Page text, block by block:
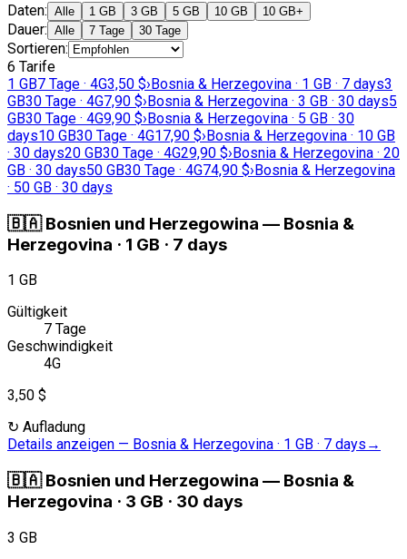
Daten: Alle 1 GB 3 GB 5 GB 10 GB 10 GB+
Dauer: Alle 7 Tage 30 Tage
Sortieren:
6 Tarife
1 GB7 Tage · 4G3,50 $›Bosnia & Herzegovina · 1 GB · 7 days3
GB30 Tage · 4G7,90 $›Bosnia & Herzegovina · 3 GB · 30 days5
GB30 Tage · 4G9,90 $›Bosnia & Herzegovina · 5 GB · 30
days10 GB30 Tage · 4G17,90 $›Bosnia & Herzegovina · 10 GB
· 30 days20 GB30 Tage · 4G29,90 $›Bosnia & Herzegovina · 20
GB · 30 days50 GB30 Tage · 4G74,90 $›Bosnia & Herzegovina
· 50 GB · 30 days
🇧🇦 Bosnien und Herzegowina — Bosnia &
Herzegovina · 1 GB · 7 days
1 GB
Gültigkeit
7 Tage
Geschwindigkeit
4G
3,50 $
↻ Aufladung
Details anzeigen — Bosnia & Herzegovina · 1 GB · 7 days →
🇧🇦 Bosnien und Herzegowina — Bosnia &
Herzegovina · 3 GB · 30 days
3 GB